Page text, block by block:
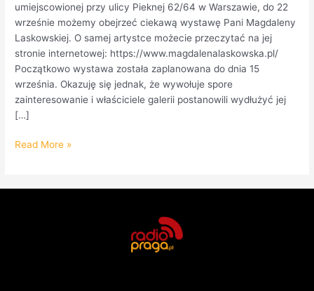
umiejscowionej przy ulicy Pieknej 62/64 w Warszawie, do 22
wrześnie możemy obejrzeć ciekawą wystawę Pani Magdaleny
Laskowskiej. O samej artystce możecie przeczytać na jej
stronie internetowej: https://www.magdalenalaskowska.pl/
Początkowo wystawa została zaplanowana do dnia 15
września. Okazuję się jednak, że wywołuje spore
zainteresowanie i właściciele galerii postanowili wydłużyć jej
[…]
Read More »